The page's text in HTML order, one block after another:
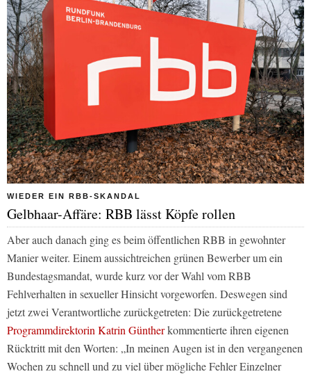
WIEDER EIN RBB-SKANDAL
Gelbhaar-Affäre: RBB lässt Köpfe rollen
Aber auch danach ging es beim öffentlichen RBB in gewohnter
Manier weiter. Einem aussichtreichen grünen Bewerber um ein
Bundestagsmandat, wurde kurz vor der Wahl vom RBB
Fehlverhalten in sexueller Hinsicht vorgeworfen. Deswegen sind
jetzt zwei Verantwortliche zurückgetreten: Die zurückgetretene
Programmdirektorin Katrin Güntherkommentierte ihren eigenen
Rücktritt mit den Worten: „In meinen Augen ist in den vergangenen
Wochen zu schnell und zu viel über mögliche Fehler Einzelner